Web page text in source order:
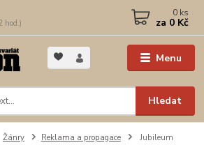
Menu
Hledat
hod.)
0 ks
za 0 Kč
Žánry Reklama a propagace
Jubileum